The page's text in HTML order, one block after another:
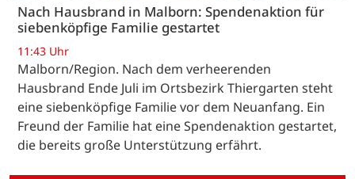
Nach Hausbrand in Malborn: Spendenaktion für
siebenköpfige Familie gestartet
11:43 Uhr
Malborn/Region. Nach dem verheerenden
Hausbrand Ende Juli im Ortsbezirk Thiergarten steht
eine siebenköpfige Familie vor dem Neuanfang. Ein
Freund der Familie hat eine Spendenaktion gestartet,
die bereits große Unterstützung erfährt.